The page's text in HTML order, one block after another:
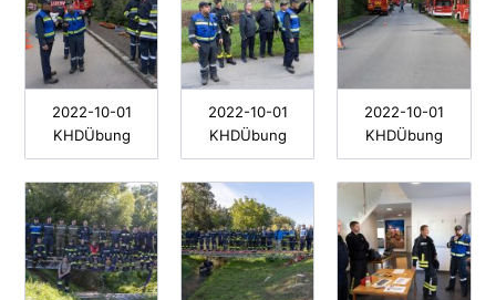
2022-10-01
KHDÜbung
2022-10-01
KHDÜbung
2022-10-01
KHDÜbung